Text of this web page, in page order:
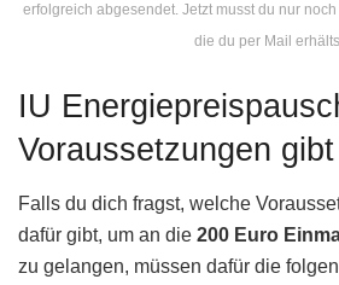
erfolgreich abgesendet. Jetzt musst du nur
die du per Mail
IU
Voraussetzungen
Falls du dich fragst, welche
dafür gibt, um an die 200 Euro
zu gelangen, müssen dafür die